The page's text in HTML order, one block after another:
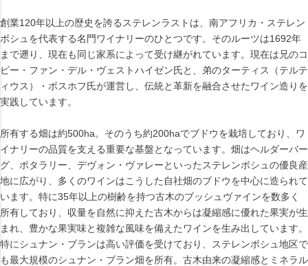
創業120年以上の歴史を誇るステレンラストは、南アフリカ・ステレン
ボシュを代表する名門ワイナリーのひとつです。そのルーツは1692年
まで遡り、現在も同じ家系によって受け継がれています。現在は兄のコ
ビー・ファン・デル・ヴェストハイゼン氏と、弟のターティス（テルテ
ィウス）・ボスホフ氏が運営し、伝統と革新を融合させたワイン造りを
実践しています。
所有する畑は約500ha。そのうち約200haでブドウを栽培しており、ワ
イナリーの品質を支える重要な基盤となっています。畑はヘルダーバー
グ、ボタラリー、デヴォン・ヴァレーといったステレンボシュの優良産
地に広がり、多くのワインはこうした自社畑のブドウを中心に造られて
います。特に35年以上の樹齢を持つ古木のブッシュヴァインを数多く
所有しており、収量を自然に抑えた古木からは凝縮感に優れた果実が生
まれ、豊かな果実味と複雑な風味を備えたワインを生み出しています。
特にシュナン・ブランは高い評価を受けており、ステレンボシュ地区で
も最大規模のシュナン・ブラン畑を所有。古木由来の凝縮感とミネラル